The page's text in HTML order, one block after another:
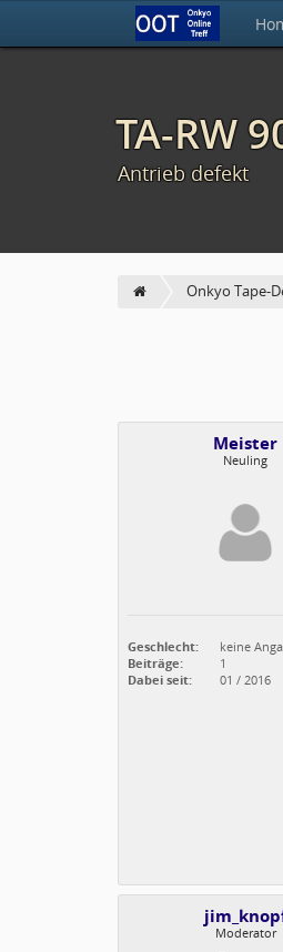
TA-RW
Antrieb defekt
Onkyo Tape-
Meister
Neuling
Geschlecht:
keine
Beiträge:
1
Dabei seit:
01 / 2016
Moderator